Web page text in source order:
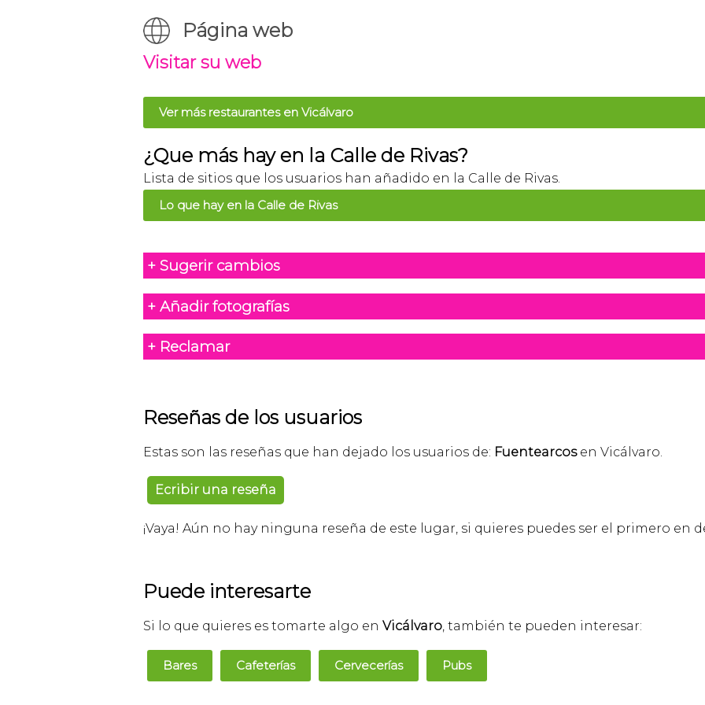
Página web
Visitar su web
Ver más restaurantes en Vicálvaro
¿Que más hay en la Calle de Rivas?
Lista de sitios que los usuarios han añadido en la Calle de Rivas.
Lo que hay en la Calle de Rivas
+ Sugerir cambios
+ Añadir fotografías
+ Reclamar
Reseñas de los usuarios
Estas son las reseñas que han dejado los usuarios de: Fuentearcosen Vicálvaro.
Ecribir una reseña
¡Vaya! Aún no hay ninguna reseña de este lugar, si quieres puedes ser el primero en
Puede interesarte
Si lo que quieres es tomarte algo en Vicálvaro , también te pueden interesar:
Bares Cafeterías Cervecerías Pubs